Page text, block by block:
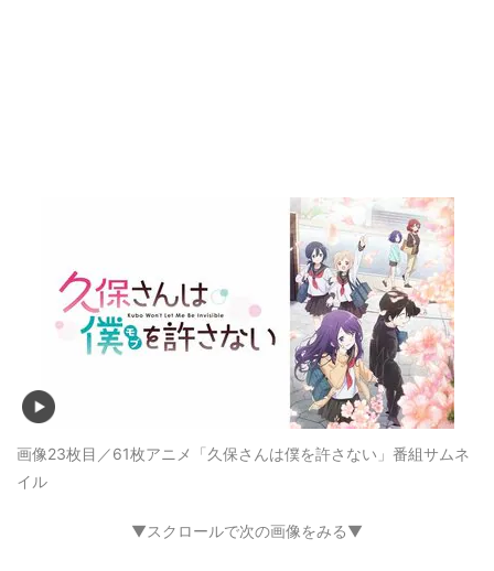
画像23枚目／61枚アニメ「久保さんは僕を許さない」番組サムネ
イル
▼スクロールで次の画像をみる▼